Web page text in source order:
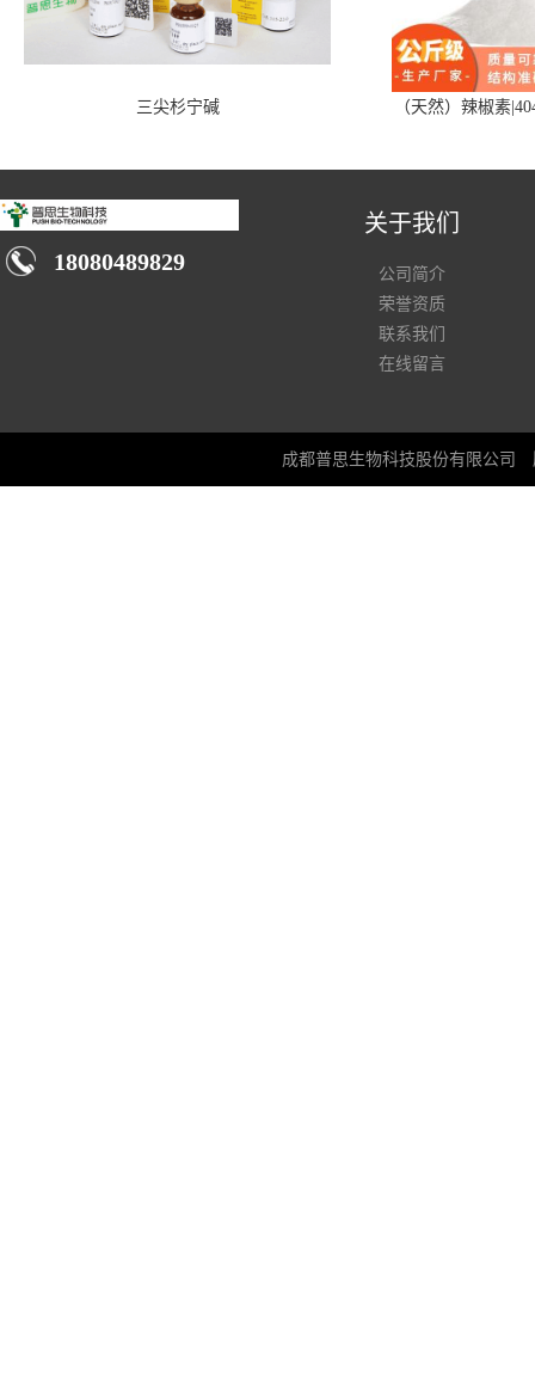
三尖杉宁碱 （天然）辣椒素
18080489829
关于我们
公司简介
荣誉资质
联系我们
在线留言
成都普思生物科技股份有限公司